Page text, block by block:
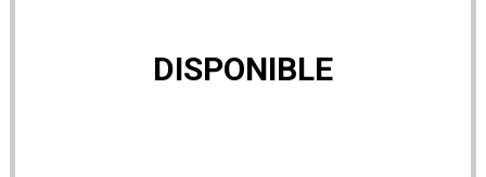
DISPONIBLE